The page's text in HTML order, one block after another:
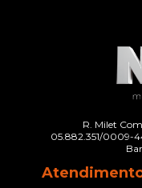
R. Milet
05.882.351/0009-